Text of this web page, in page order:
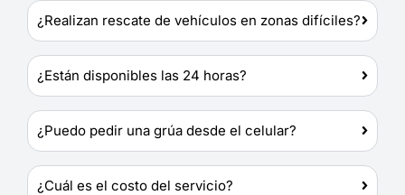
¿Realizan rescate de vehículos en zonas difíciles?
¿Están disponibles las 24 horas?
¿Puedo pedir una grúa desde el celular?
¿Cuál es el costo del servicio?